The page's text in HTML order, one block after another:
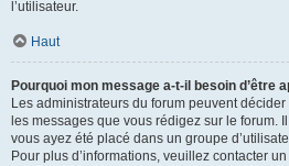
l’utilisateur.
Haut
Pourquoi mon message a-t-il besoin d’être
Les administrateurs du forum peuvent
les messages que vous rédigez sur le forum.
vous ayez été placé dans un groupe
Pour plus d’informations, veuillez contacter